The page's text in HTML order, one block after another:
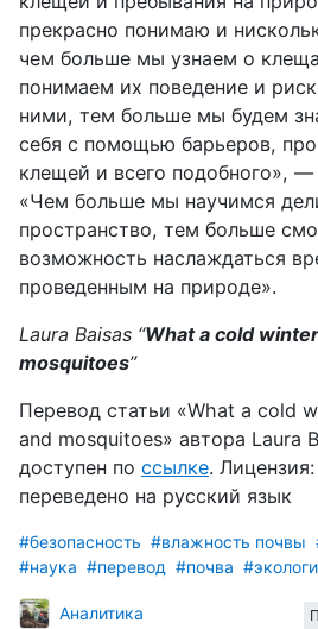
прекрасно понимаю и
чем больше мы узнаем о
понимаем их поведение и
ними, тем больше мы будем
себя с помощью барьеров,
клещей и всего подобного»,
«Чем больше мы научимся
пространство, тем больше
возможность наслаждаться
проведенным на природе».
Laura Baisas “What a cold
mosquitoes”
Перевод статьи «What a cold
and mosquitoes» автора Laura
доступен по ссылке. Лицензия:
переведено на русский язык
#безопасность #влажность почвы
#наука #перевод #почва
Аналитика